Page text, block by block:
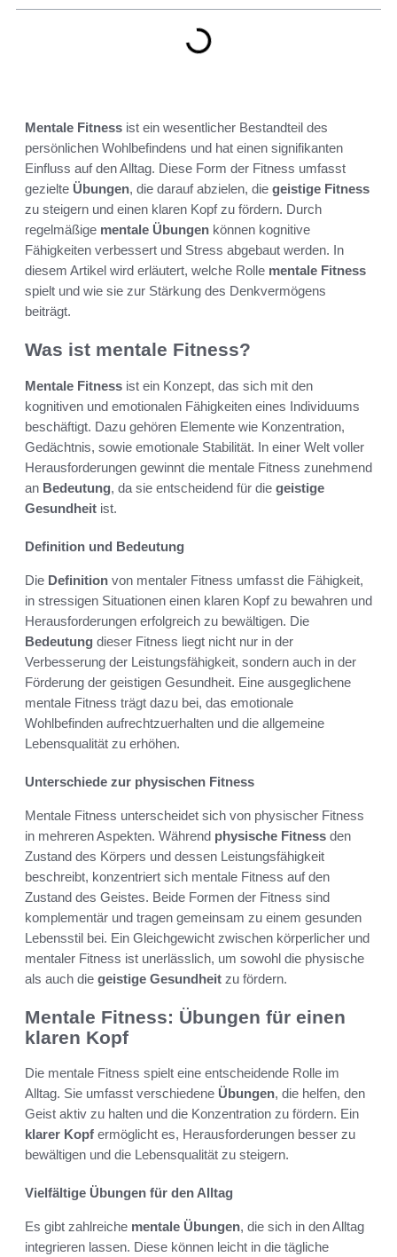
Mentale Fitness ist ein wesentlicher Bestandteil des
persönlichen Wohlbefindens und hat einen signifikanten
Einfluss auf den Alltag. Diese Form der Fitness umfasst
gezielte Übungen, die darauf abzielen, die geistige Fitness
zu steigern und einen klaren Kopf zu fördern. Durch
regelmäßige mentale Übungen können kognitive
Fähigkeiten verbessert und Stress abgebaut werden. In
diesem Artikel wird erläutert, welche Rolle mentale Fitness
spielt und wie sie zur Stärkung des Denkvermögens
beiträgt.
Was ist mentale Fitness?
Mentale Fitness ist ein Konzept, das sich mit den
kognitiven und emotionalen Fähigkeiten eines Individuums
beschäftigt. Dazu gehören Elemente wie Konzentration,
Gedächtnis, sowie emotionale Stabilität. In einer Welt voller
Herausforderungen gewinnt die mentale Fitness zunehmend
an Bedeutung, da sie entscheidend für die geistige
Gesundheit ist.
Definition und Bedeutung
Die Definition von mentaler Fitness umfasst die Fähigkeit,
in stressigen Situationen einen klaren Kopf zu bewahren und
Herausforderungen erfolgreich zu bewältigen. Die
Bedeutung dieser Fitness liegt nicht nur in der
Verbesserung der Leistungsfähigkeit, sondern auch in der
Förderung der geistigen Gesundheit. Eine ausgeglichene
mentale Fitness trägt dazu bei, das emotionale
Wohlbefinden aufrechtzuerhalten und die allgemeine
Lebensqualität zu erhöhen.
Unterschiede zur physischen Fitness
Mentale Fitness unterscheidet sich von physischer Fitness
in mehreren Aspekten. Während physische Fitness den
Zustand des Körpers und dessen Leistungsfähigkeit
beschreibt, konzentriert sich mentale Fitness auf den
Zustand des Geistes. Beide Formen der Fitness sind
komplementär und tragen gemeinsam zu einem gesunden
Lebensstil bei. Ein Gleichgewicht zwischen körperlicher und
mentaler Fitness ist unerlässlich, um sowohl die physische
als auch die geistige Gesundheit zu fördern.
Mentale Fitness: Übungen für einen
klaren Kopf
Die mentale Fitness spielt eine entscheidende Rolle im
Alltag. Sie umfasst verschiedene Übungen, die helfen, den
Geist aktiv zu halten und die Konzentration zu fördern. Ein
klarer Kopf ermöglicht es, Herausforderungen besser zu
bewältigen und die Lebensqualität zu steigern.
Vielfältige Übungen für den Alltag
Es gibt zahlreiche mentale Übungen, die sich in den Alltag
integrieren lassen. Diese können leicht in die tägliche